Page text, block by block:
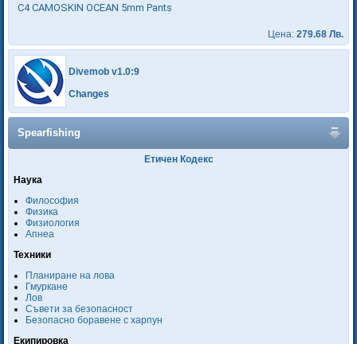
C4 CAMOSKIN OCEAN 5mm Pants
Цена: 279.68 Лв.
Divemob v1.0:9
Changes
Spearfishing
Етичен Кодекс
Наука
Философия
Физика
Физиология
Апнеа
Техники
Планиране на лова
Гмуркане
Лов
Съвети за безопасност
Безопасно боравене с харпун
Екипировка